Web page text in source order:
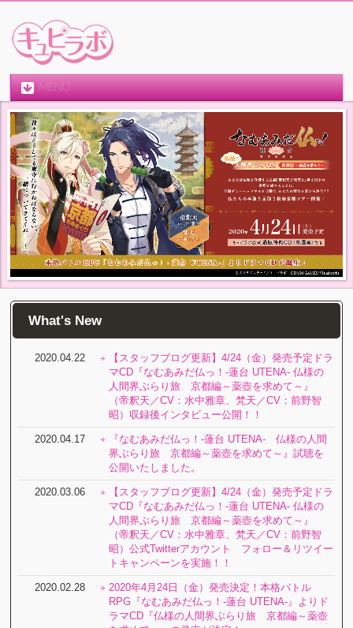
MENU
What's New
2020.04.22
【スタッフブログ更新】4/24（金）発売予定ドラ
マCD『なむあみだ仏っ！-蓮台 UTENA- 仏様の
人間界ぶらり旅 京都編～薬壺を求めて～』
（帝釈天／CV：水中雅章、梵天／CV：前野智
昭）収録後インタビュー公開！！
2020.04.17
『なむあみだ仏っ！-蓮台 UTENA- 仏様の人間
界ぶらり旅 京都編～薬壺を求めて～』試聴を
公開いたしました。
2020.03.06
【スタッフブログ更新】4/24（金）発売予定ドラ
マCD『なむあみだ仏っ！-蓮台 UTENA- 仏様の
人間界ぶらり旅 京都編～薬壺を求めて～』
（帝釈天／CV：水中雅章、梵天／CV：前野智
昭）公式Twitterアカウント フォロー＆リツイー
トキャンペーンを実施！！
2020.02.28
2020年4月24日（金）発売決定！本格バトル
RPG『なむあみだ仏っ！-蓮台 UTENA-』よりド
ラマCD『仏様の人間界ぶらり旅 京都編～薬壺